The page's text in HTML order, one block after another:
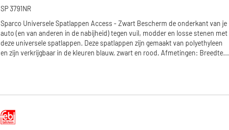
SP 3791NR
Sparco Universele Spatlappen Access - Zwart Bescherm de onderkant van je
auto (en van anderen in de nabijheid) tegen vuil, modder en losse stenen met
deze universele spatlappen. Deze spatlappen zijn gemaakt van polyethyleen
en zijn verkrijgbaar in de kleuren blauw, zwart en rood. Afmetingen: Breedte...